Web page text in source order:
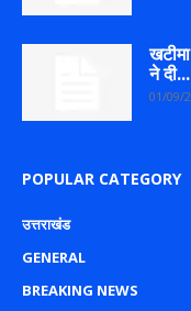
ने दी...
01/09/
POPULAR CATEGORY
उत्तराखंड
GENERAL
BREAKING NEWS